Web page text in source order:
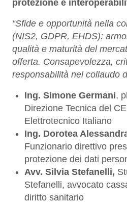
protezione e
“Sfide e opportunità nella
(NIS2, GDPR, EHDS):
qualità e maturità del
offerta. Consapevolezza,
responsabilità nel collaudo
Ing. Simone Germani,
Direzione Tecnica del
Elettrotecnico Italiano
Ing. Dorotea
Funzionario direttivo
protezione dei dati
Avv. Silvia Stefanelli,
Stefanelli, avvocato
diritto sanitario